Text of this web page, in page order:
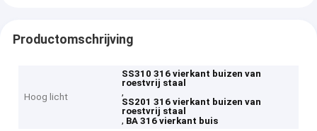
Productomschrijving
Hoog licht
SS310 316 vierkant buizen van
roestvrij staal
,
SS201 316 vierkant buizen van
roestvrij staal
, BA 316 vierkant buis